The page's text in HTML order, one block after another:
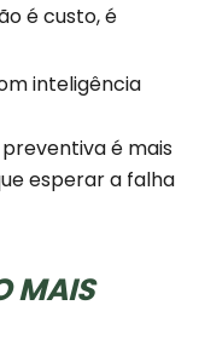
é custo, é
inteligência
é mais
esperar a falha
MAIS